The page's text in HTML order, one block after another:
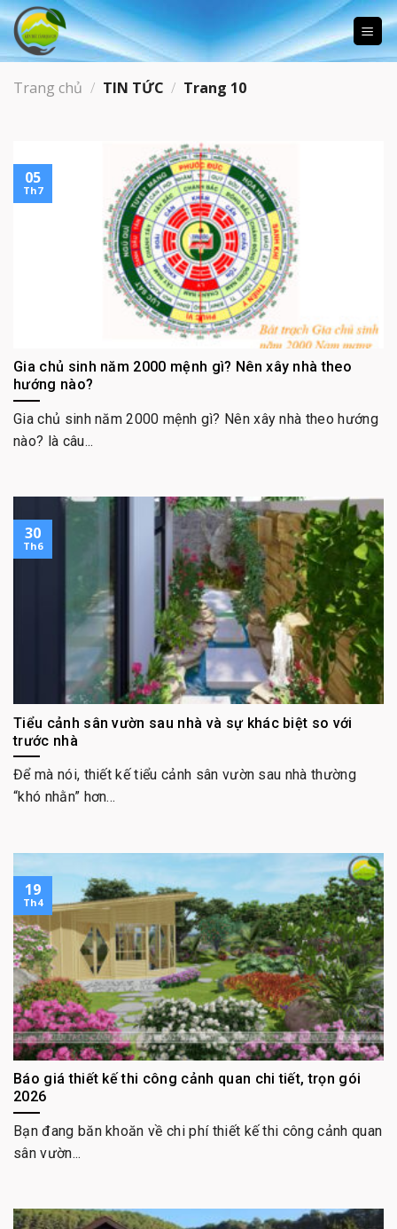
Skip
to
content
Trang chủ / TIN TỨC / Trang 10
Gia chủ sinh năm 2000 mệnh gì? Nên xây nhà theo
hướng nào?
Gia chủ sinh năm 2000 mệnh gì? Nên xây nhà theo hướng
nào? là câu...
05
Th7
Tiểu cảnh sân vườn sau nhà và sự khác biệt so với
trước nhà
Để mà nói, thiết kế tiểu cảnh sân vườn sau nhà thường
“khó nhằn” hơn...
30
Th6
Báo giá thiết kế thi công cảnh quan chi tiết, trọn gói
2026
Bạn đang băn khoăn về chi phí thiết kế thi công cảnh quan
sân vườn...
19
Th4